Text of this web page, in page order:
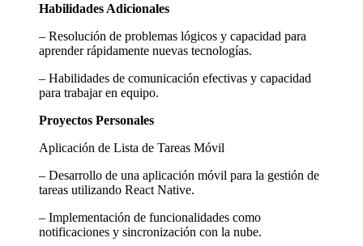
Habilidades Adicionales
– Resolución de problemas lógicos y capacidad para
aprender rápidamente nuevas tecnologías.
– Habilidades de comunicación efectivas y capacidad
para trabajar en equipo.
Proyectos Personales
Aplicación de Lista de Tareas Móvil
– Desarrollo de una aplicación móvil para la gestión de
tareas utilizando React Native.
– Implementación de funcionalidades como
notificaciones y sincronización con la nube.